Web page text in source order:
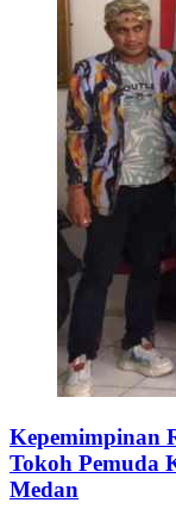
Kepemimpinan
Tokoh Pemuda
Medan